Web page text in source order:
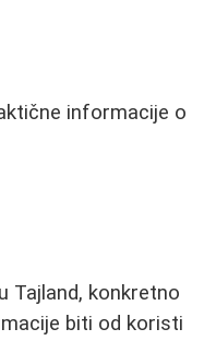
informacije o
Tajland, konkretno
biti od koristi